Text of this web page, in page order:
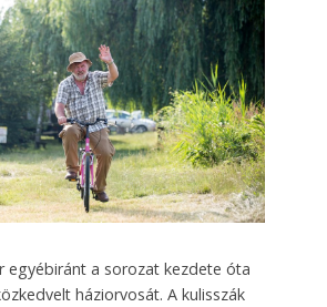
egyébiránt a sorozat kezdete óta
háziorvosát. A kulisszák